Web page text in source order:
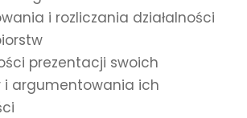
i rozliczania działalności
prezentacji swoich
i argumentowania ich